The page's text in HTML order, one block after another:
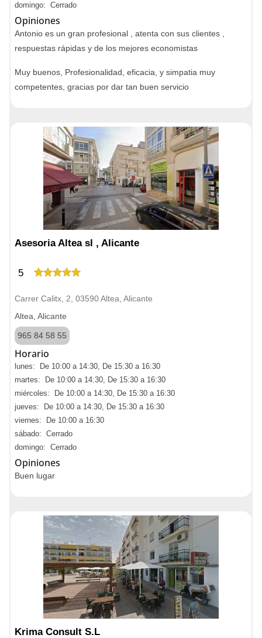
domingo: Cerrado
Opiniones
Antonio es un gran profesional , atenta con sus clientes ,
respuestas rápidas y de los mejores economistas
Muy buenos, Profesionalidad, eficacia, y simpatia muy
competentes, gracias por dar tan buen servicio
Asesoria Altea sl , Alicante
5
Carrer Calitx, 2, 03590 Altea, Alicante
Altea, Alicante
965 84 58 55
Horario
lunes: De 10:00 a 14:30, De 15:30 a 16:30
martes: De 10:00 a 14:30, De 15:30 a 16:30
miércoles: De 10:00 a 14:30, De 15:30 a 16:30
jueves: De 10:00 a 14:30, De 15:30 a 16:30
viernes: De 10:00 a 16:30
sábado: Cerrado
domingo: Cerrado
Opiniones
Buen lugar
Krima Consult S.L